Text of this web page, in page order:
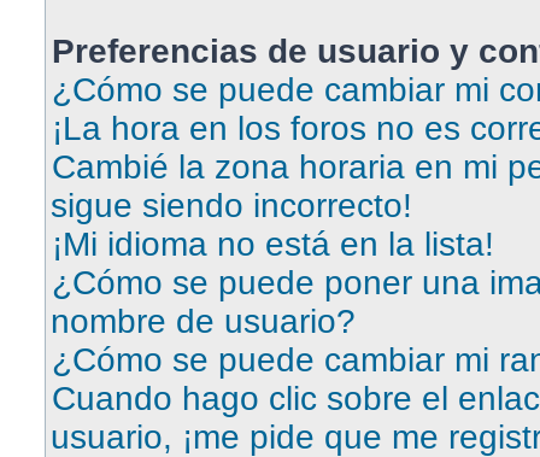
Preferencias de usuario y
¿Cómo se puede cambiar mi
¡La hora en los foros no es
Cambié la zona horaria en mi
sigue siendo incorrecto!
¡Mi idioma no está en la lista!
¿Cómo se puede poner una
nombre de usuario?
¿Cómo se puede cambiar mi
Cuando hago clic sobre el
usuario, ¡me pide que me